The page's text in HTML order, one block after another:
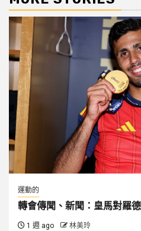
運動的
轉會傳聞、新聞：皇馬對羅
1 週 ago 林美玲